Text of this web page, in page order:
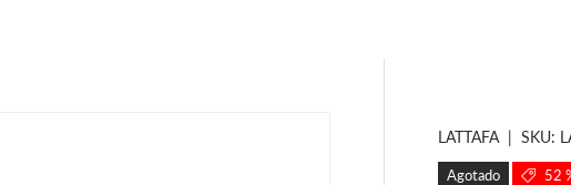
LATTAFA |SKU:
Agotado 52